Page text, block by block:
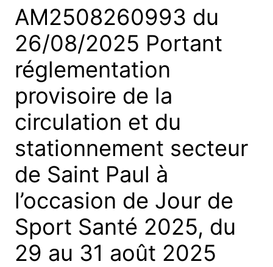
AM2508260993 du
26/08/2025 Portant
réglementation
provisoire de la
circulation et du
stationnement secteur
de Saint Paul à
l’occasion de Jour de
Sport Santé 2025, du
29 au 31 août 2025